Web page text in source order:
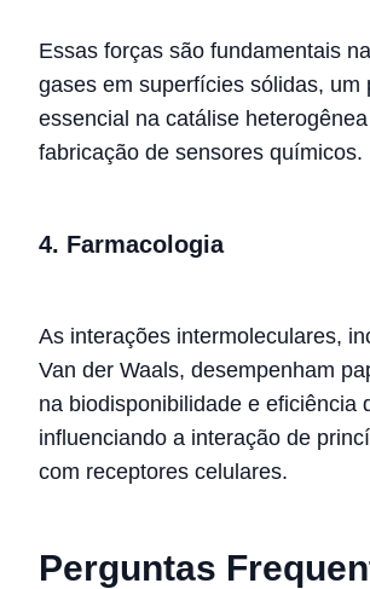
Essas forças são fundamentais
gases em superfícies sólidas, um
essencial na catálise
fabricação de sensores químicos.
4. Farmacologia
As interações intermoleculares,
Van der Waals, desempenham
na biodisponibilidade e eficiência
influenciando a interação de
com receptores celulares.
Perguntas